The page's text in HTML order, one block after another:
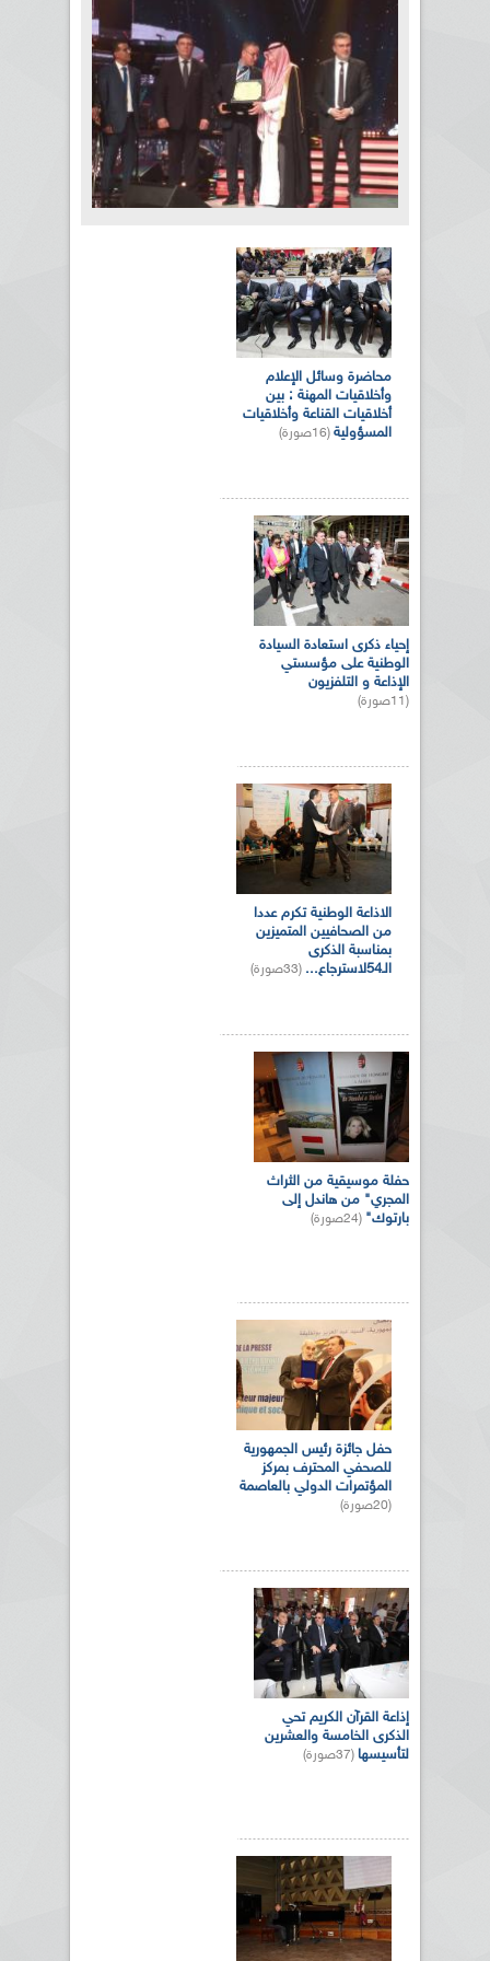
العربي للإذاعة والتلفزيون بتونس
المزيد من الصور
محاضرة وسائل الإعلام
وأخلاقيات المهنة : بين
أخلاقيات القناعة وأخلاقيات
المسؤولية (16صورة)
إحياء ذكرى استعادة السيادة
الوطنية على مؤسستي
الإذاعة و التلفزيون
(11صورة)
الاذاعة الوطنية تكرم عددا
من الصحافيين المتميزين
بمناسبة الذكرى
الـ54لاسترجاع...
(33صورة)
حفلة موسيقية من الثراث
المجري" من هاندل إلى
بارتوك" (24صورة)
حفل جائزة رئيس الجمهورية
للصحفي المحترف بمركز
المؤتمرات الدولي بالعاصمة
(20صورة)
إذاعة القرآن الكريم تحي
الذكرى الخامسة والعشرين
لتأسيسها (37صورة)
الصفحات